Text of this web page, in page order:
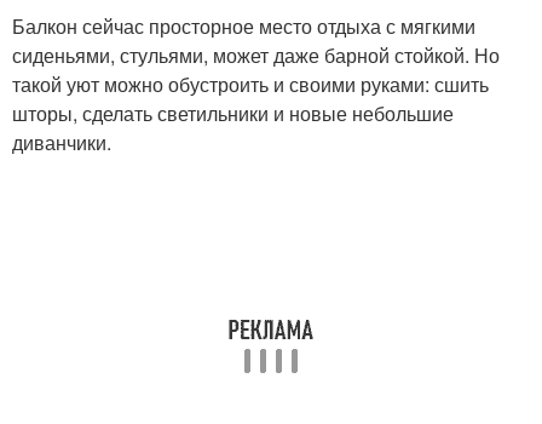
Балкон сейчас просторное место отдыха с мягкими
сиденьями, стульями, может даже барной стойкой. Но
такой уют можно обустроить и своими руками: сшить
шторы, сделать светильники и новые небольшие
диванчики.